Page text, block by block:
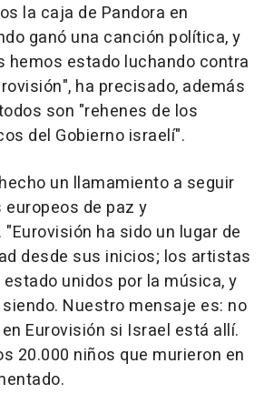
la caja de Pandora en
ganó una canción política, y
hemos estado luchando contra
ha precisado, además
son "rehenes de los
del Gobierno israelí".
un llamamiento a seguir
de paz y
ha sido un lugar de
desde sus inicios; los artistas
unidos por la música, y
Nuestro mensaje es: no
Eurovisión si Israel está allí.
20.000 niños que murieron en